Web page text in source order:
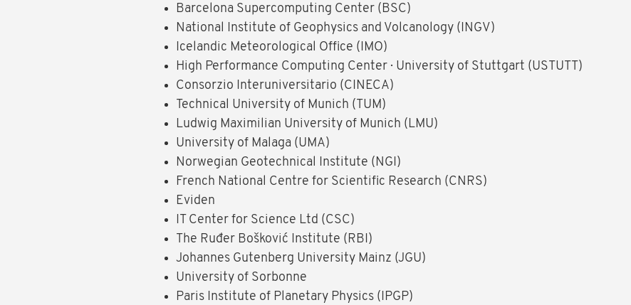
Barcelona Supercomputing Center (BSC)
National Institute of Geophysics and Volcanology (INGV)
Icelandic Meteorological Office (IMO)
High Performance Computing Center · University of Stuttgart (USTUTT)
Consorzio Interuniversitario (CINECA)
Technical University of Munich (TUM)
Ludwig Maximilian University of Munich (LMU)
University of Malaga (UMA)
Norwegian Geotechnical Institute (NGI)
French National Centre for Scientific Research (CNRS)
Eviden
IT Center for Science Ltd (CSC)
The Ruđer Bošković Institute (RBI)
Johannes Gutenberg University Mainz (JGU)
University of Sorbonne
Paris Institute of Planetary Physics (IPGP)